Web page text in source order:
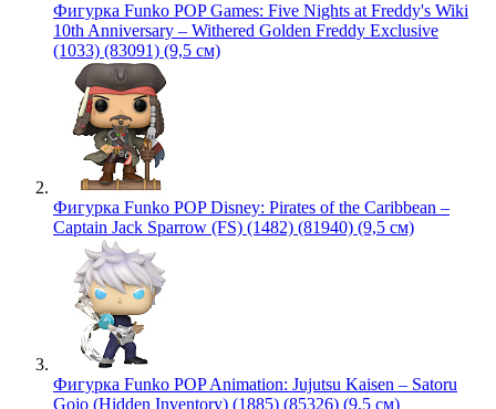
Фигурка Funko POP Games: Five Nights at Freddy's Wiki
10th Anniversary – Withered Golden Freddy Exclusive
(1033) (83091) (9,5 см)
Фигурка Funko POP Disney: Pirates of the Caribbean –
Captain Jack Sparrow (FS) (1482) (81940) (9,5 см)
Фигурка Funko POP Animation: Jujutsu Kaisen – Satoru
Gojo (Hidden Inventory) (1885) (85326) (9,5 см)